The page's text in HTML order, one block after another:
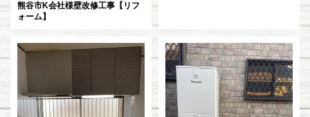
熊谷市K会社様壁改修工事【リフ
ォーム】